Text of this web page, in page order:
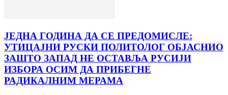
ЈЕДНА ГОДИНА ДА СЕ ПРЕДОМИСЛЕ:
УТИЦАЈНИ РУСКИ ПОЛИТОЛОГ ОБЈАСНИО
ЗАШТО ЗАПАД НЕ ОСТАВЉА РУСИЈИ
ИЗБОРА ОСИМ ДА ПРИБЕГНЕ
РАДИКАЛНИМ МЕРАМА